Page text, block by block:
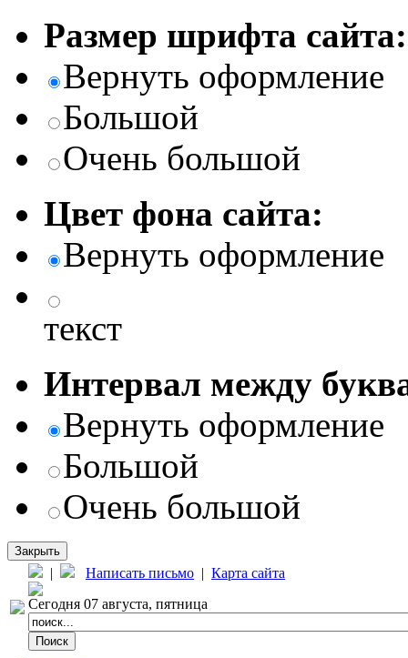
Размер шрифта сайта:
Вернуть оформление
Большой
Очень большой
Цвет фона сайта:
Вернуть оформление
текст
Интервал между
Вернуть оформление
Большой
Очень большой
Закрыть
| Написать письмо | Карта сайта
Сегодня 07 августа, пятница